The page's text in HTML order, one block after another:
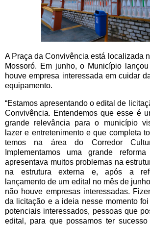
A Praça da Convivência está localizada
Mossoró. Em junho, o Município
houve empresa interessada em cuidar
equipamento.
“Estamos apresentando o edital de
Convivência. Entendemos que esse é
grande relevância para o município
lazer e entretenimento e que completa
temos na área do Corredor
Implementamos uma grande
apresentava muitos problemas na
na estrutura externa e, após a
lançamento de um edital no mês de
não houve empresas interessadas.
da licitação e a ideia nesse momento
potenciais interessados, pessoas que
edital, para que possamos ter